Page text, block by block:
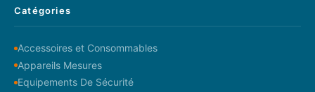
Catégories
Accessoires et Consommables
Appareils Mesures
Equipements De Sécurité